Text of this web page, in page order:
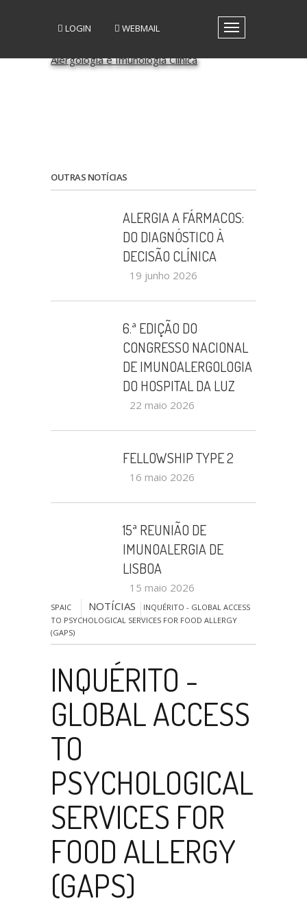
Toggle
GRUPOS DE INTERESSE
CONTACTOS
LOGIN WEBMAIL
OUTRAS NOTÍCIAS
ALERGIA A FÁRMACOS:
DO DIAGNÓSTICO À
DECISÃO CLÍNICA
19 junho 2026
6.ª EDIÇÃO DO
CONGRESSO NACIONAL
DE IMUNOALERGOLOGIA
DO HOSPITAL DA LUZ
22 maio 2026
FELLOWSHIP TYPE 2
16 maio 2026
15ª REUNIÃO DE
IMUNOALERGIA DE
LISBOA
15 maio 2026
SPAIC NOTÍCIAS
INQUÉRITO - GLOBAL ACCESS
TO PSYCHOLOGICAL SERVICES FOR FOOD ALLERGY
(GAPS)
INQUÉRITO -
GLOBAL ACCESS
TO
PSYCHOLOGICAL
SERVICES FOR
FOOD ALLERGY
(GAPS)